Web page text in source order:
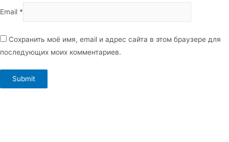
Email *
Сохранить моё имя, email и адрес сайта в этом браузере для
последующих моих комментариев.